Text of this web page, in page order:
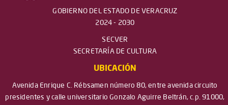
GOBIERNO DEL ESTADO DE VERACRUZ
2024 - 2030
SECVER
SECRETARÍA DE CULTURA
UBICACIÓN
Avenida Enrique C. Rébsamen número 80, entre avenida circuito
presidentes y calle universitario Gonzalo Aguirre Beltrán, c.p. 91000,